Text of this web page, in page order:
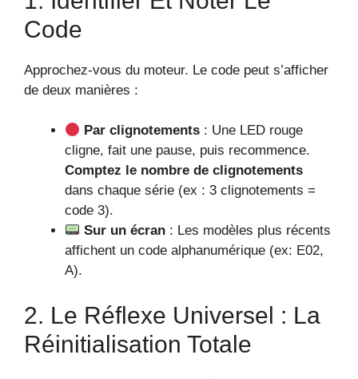
Code
Approchez-vous du moteur. Le code peut s’afficher
de deux manières :
Par clignotements : Une LED rouge
cligne, fait une pause, puis recommence.
Comptez le nombre de clignotements
dans chaque série (ex : 3 clignotements =
code 3).
Sur un écran : Les modèles plus récents
affichent un code alphanumérique (ex: E02,
A).
2. Le Réflexe Universel : La
Réinitialisation Totale